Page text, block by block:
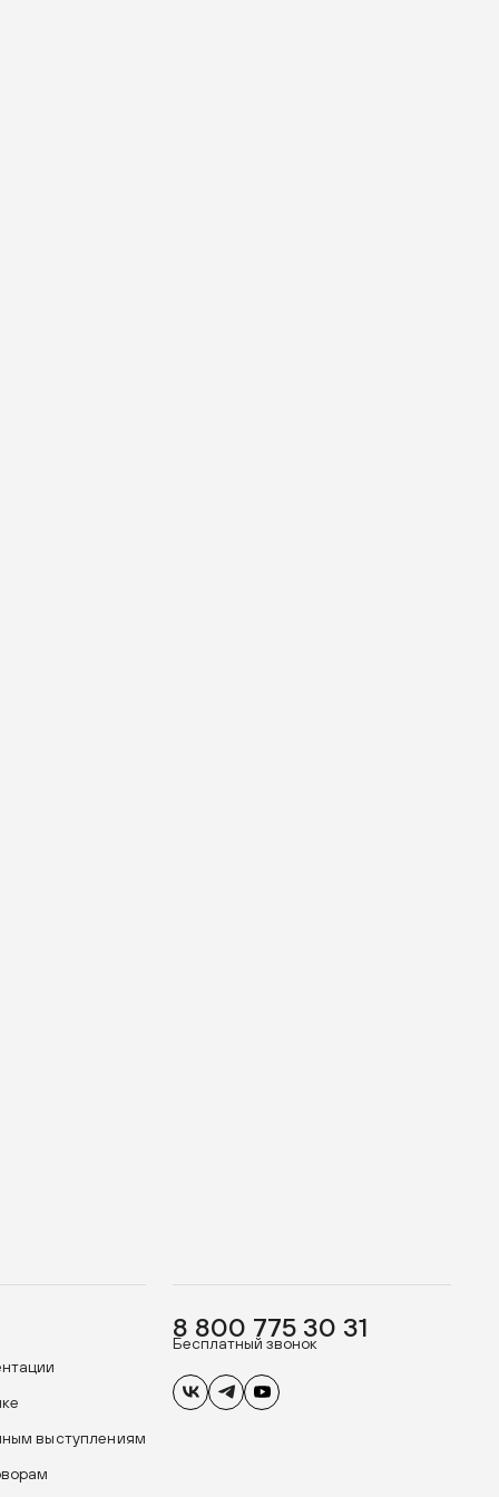
выступлениям
8 800 775 30 31
Бесплатный звонок